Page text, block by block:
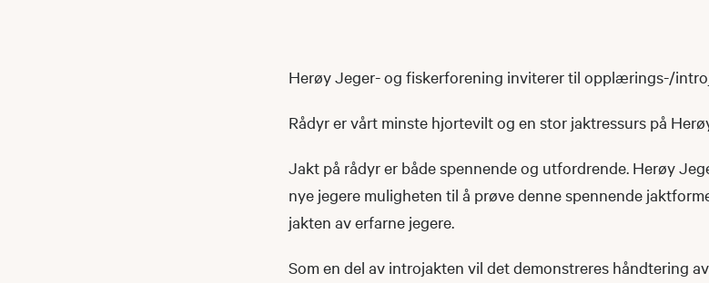
Herøy Jeger- og fiskerforening inviterer til opplærings-/
Rådyr er vårt minste hjortevilt og en stor jaktressurs på
Jakt på rådyr er både spennende og utfordrende. Herøy
nye jegere muligheten til å prøve denne spennende
jakten av erfarne jegere.
Som en del av introjakten vil det demonstreres håndtering